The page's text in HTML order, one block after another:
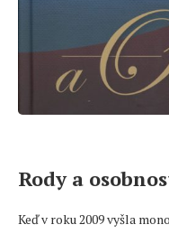
Rody a
Keď v roku 2009 vyšla